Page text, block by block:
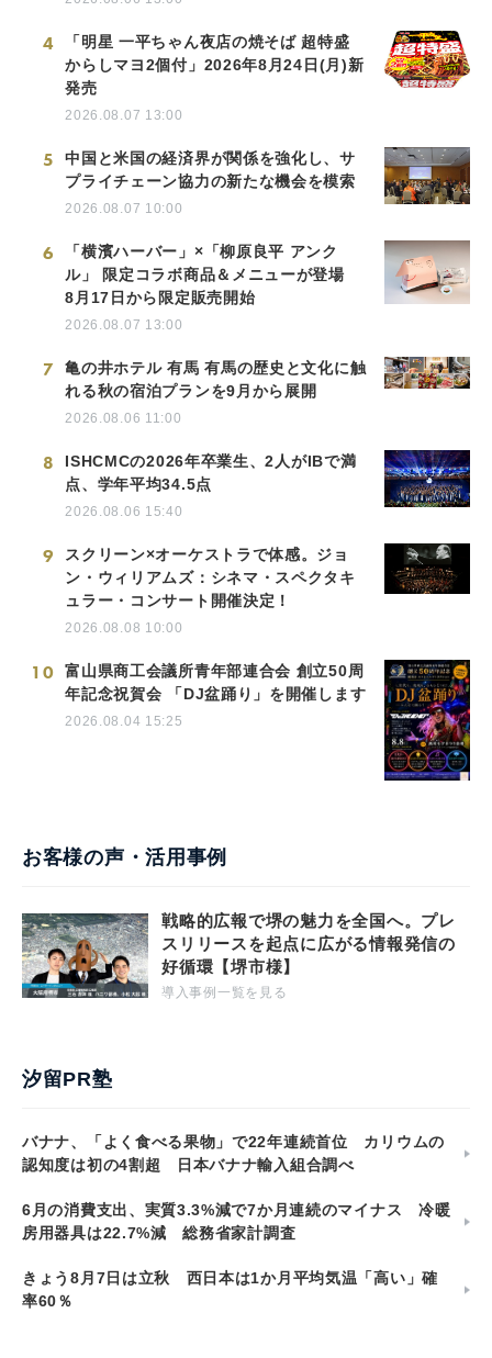
4
「明星 一平ちゃん夜店の焼そば 超特盛
からしマヨ2個付」2026年8月24日(月)新
発売
2026.08.07 13:00
5
中国と米国の経済界が関係を強化し、サ
プライチェーン協力の新たな機会を模索
2026.08.07 10:00
6
「横濱ハーバー」×「柳原良平 アンク
ル」 限定コラボ商品＆メニューが登場
8月17日から限定販売開始
2026.08.07 13:00
7
亀の井ホテル 有馬 有馬の歴史と文化に触
れる秋の宿泊プランを9月から展開
2026.08.06 11:00
8
ISHCMCの2026年卒業生、2人がIBで満
点、学年平均34.5点
2026.08.06 15:40
9
スクリーン×オーケストラで体感。ジョ
ン・ウィリアムズ：シネマ・スペクタキ
ュラー・コンサート開催決定！
2026.08.08 10:00
10
富山県商工会議所青年部連合会 創立50周
年記念祝賀会 「DJ盆踊り」を開催します
2026.08.04 15:25
お客様の声・活用事例
戦略的広報で堺の魅力を全国へ。プレ
スリリースを起点に広がる情報発信の
好循環【堺市様】
導入事例一覧を見る
汐留PR塾
バナナ、「よく食べる果物」で22年連続首位 カリウムの
認知度は初の4割超 日本バナナ輸入組合調べ
6月の消費支出、実質3.3%減で7か月連続のマイナス 冷暖
房用器具は22.7%減 総務省家計調査
きょう8月7日は立秋 西日本は1か月平均気温「高い」確
率60％